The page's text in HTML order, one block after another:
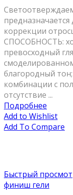
коррекции
СПОСОБНОСТЬ:
превосходный
благородный
комбинации с
отсутствие ...
Подробнее
Add to Wishlist
Add To Compare
Быстрый
финиш гели